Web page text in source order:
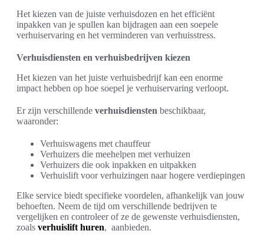
Het kiezen van de juiste verhuisdozen en het efficiënt
inpakken van je spullen kan bijdragen aan een soepele
verhuiservaring en het verminderen van verhuisstress.
Verhuisdiensten en verhuisbedrijven kiezen
Het kiezen van het juiste verhuisbedrijf kan een enorme
impact hebben op hoe soepel je verhuiservaring verloopt.
Er zijn verschillende verhuisdiensten beschikbaar,
waaronder:
Verhuiswagens met chauffeur
Verhuizers die meehelpen met verhuizen
Verhuizers die ook inpakken en uitpakken
Verhuislift voor verhuizingen naar hogere verdiepingen
Elke service biedt specifieke voordelen, afhankelijk van jouw
behoeften. Neem de tijd om verschillende bedrijven te
vergelijken en controleer of ze de gewenste verhuisdiensten,
zoals verhuislift huren, aanbieden.